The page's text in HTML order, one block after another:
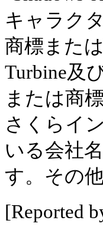
キャラク
商標また
Turbine及
または商
さくらイ
いる会社
す。その
[Reported